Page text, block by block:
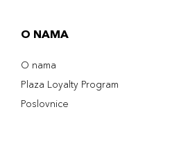
O NAMA
O nama
Plaza Loyalty Program
Poslovnice